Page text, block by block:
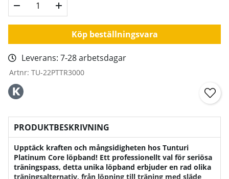
Köp beställningsvara
Leverans: 7-28 arbetsdagar
Artnr: TU-22PTTR3000
PRODUKTBESKRIVNING
Upptäck kraften och mångsidigheten hos Tunturi
Platinum Core löpband! Ett professionellt val för seriösa
träningspass, detta unika löpband erbjuder en rad olika
träningsalternativ, från löpning till träning med släde